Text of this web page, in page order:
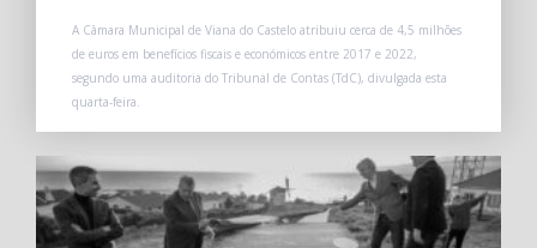
A Câmara Municipal de Viana do Castelo atribuiu cerca de 4,5 milhões
de euros em benefícios fiscais e económicos entre 2017 e 2022,
segundo uma auditoria do Tribunal de Contas (TdC), divulgada esta
quarta-feira.